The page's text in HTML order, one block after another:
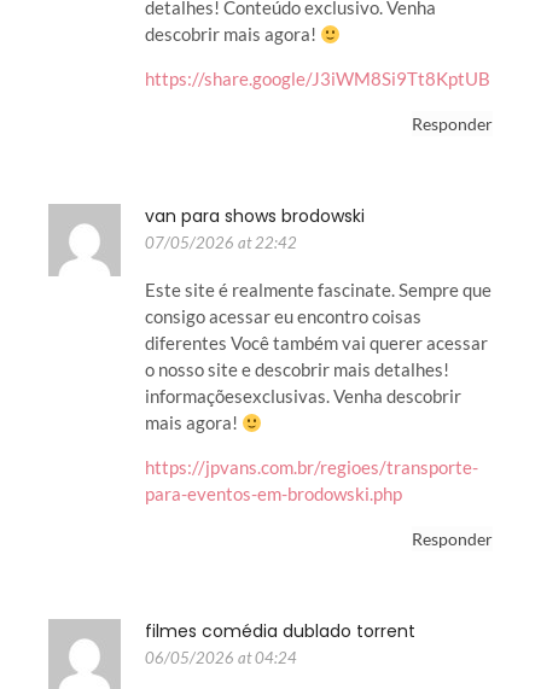
detalhes! Conteúdo exclusivo. Venha
descobrir mais agora!
https://share.google/J3iWM8Si9Tt8KptUB
Responder
van para shows brodowski
07/05/2026 at 22:42
Este site é realmente fascinate. Sempre que
consigo acessar eu encontro coisas
diferentes Você também vai querer acessar
o nosso site e descobrir mais detalhes!
informaçõesexclusivas. Venha descobrir
mais agora!
https://jpvans.com.br/regioes/transporte-
para-eventos-em-brodowski.php
Responder
filmes comédia dublado torrent
06/05/2026 at 04:24